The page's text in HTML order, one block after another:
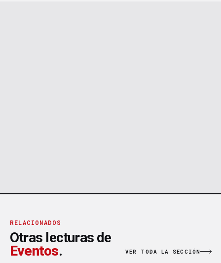
RELACIONADOS
Otras lecturas de
Eventos. VER TODA LA SECCIÓN